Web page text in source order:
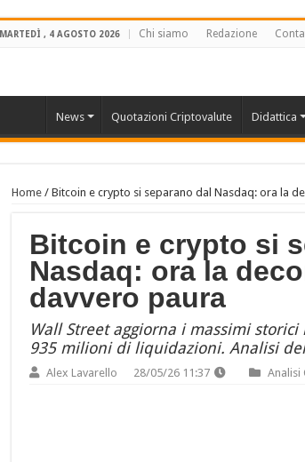
MARTEDÌ , 4 AGOSTO 2026 Chi siamo Redazione
News Quotazioni Criptovalute Didattica
Home/ Bitcoin e crypto si separano dal Nasdaq: ora la
Bitcoin e crypto si
Nasdaq: ora la
davvero paura
Wall Street aggiorna i massimi
935 milioni di liquidazioni. Analisi
Alex Lavarello 28/05/26 11:37 Analisi